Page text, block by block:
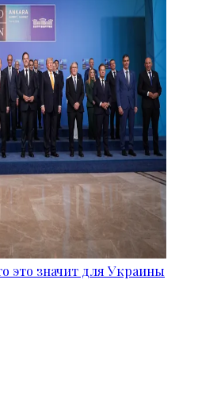
это значит для Украины